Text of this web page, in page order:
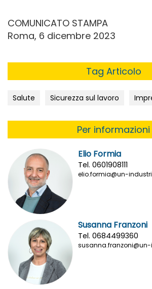
COMUNICATO STAMPA
Roma, 6 dicembre 2023
Tag Articolo
Salute Sicurezza sul lavoro
Per informazioni
Elio Formia
Tel. 0601908111
elio.formia@un-
Susanna Franzoni
Tel. 0684499360